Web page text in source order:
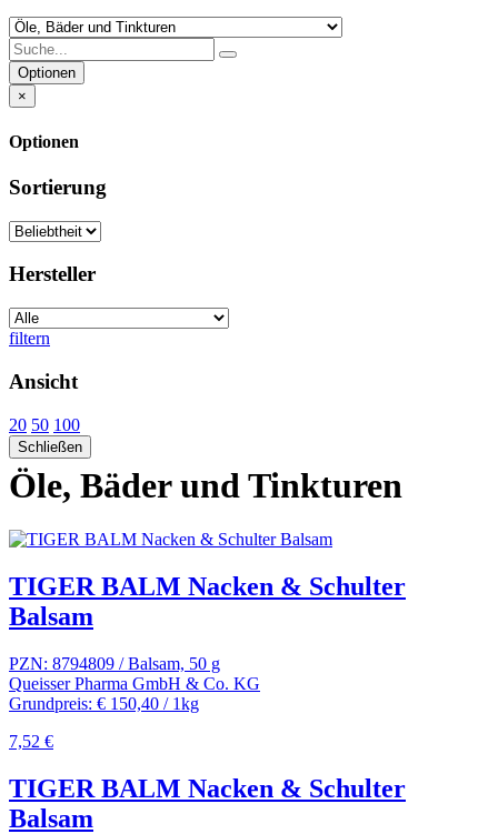
Optionen
×
Optionen
Sortierung
Hersteller
filtern
Ansicht
20 50 100
Schließen
Öle, Bäder und Tinkturen
TIGER BALM Nacken & Schulter
Balsam
PZN: 8794809 / Balsam, 50 g
Queisser Pharma GmbH & Co. KG
Grundpreis: € 150,40 / 1kg
7,52 €
TIGER BALM Nacken & Schulter
Balsam